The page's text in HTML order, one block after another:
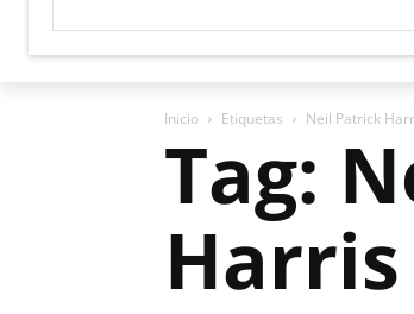
Inicio Etiquetas Neil Patrick
Tag:
Harris